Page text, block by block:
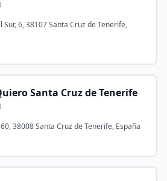
)
6, 38107 Santa Cruz de Tenerife,
Santa Cruz de Tenerife
)
38008 Santa Cruz de Tenerife, España